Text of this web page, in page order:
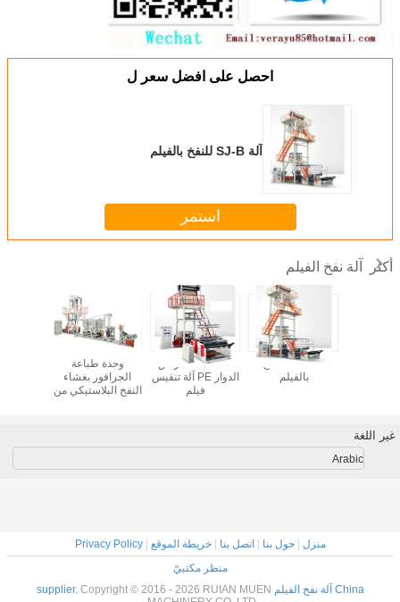
احصل على افضل سعر ل
آلة SJ-B للنفخ بالفيلم
استمر
أكثر آلة نفخ الفيلم
وحدة طباعة
الجرافور بغشاء
النفخ البلاستيكي من
SJ-H مصعد رأس
الدوار PE آلة تنفيس
فيلم
آلة SJ-B للنفخ
بالفيلم
غير اللغة
Arabic
منزل |حول بنا |اتصل بنا |خريطة الموقع |
Privacy Policy
منظر مكتبيّ
China آلة نفخ الفيلم supplier.
Copyright © 2016 - 2026 RUIAN MUEN